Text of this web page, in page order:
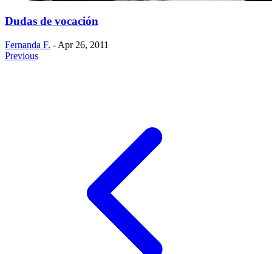
Dudas de vocación
Fernanda F. - Apr 26, 2011
Previous